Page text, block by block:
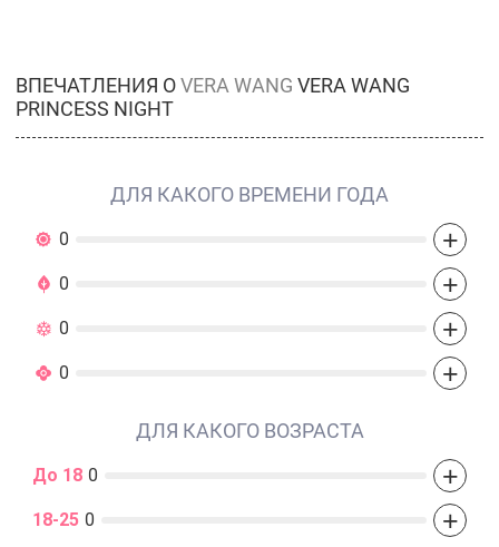
ВПЕЧАТЛЕНИЯ ОVERA WANG VERA WANG
PRINCESS NIGHT
ДЛЯ КАКОГО ВРЕМЕНИ ГОДА
0 +
0 +
0 +
0 +
ДЛЯ КАКОГО ВОЗРАСТА
До 18 0 +
18-25 0 +